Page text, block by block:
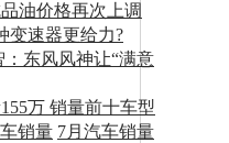
油价格再次上调
变速器更给力?
东风风神让“满意
万 销量前十车型
销量 7月汽车销量